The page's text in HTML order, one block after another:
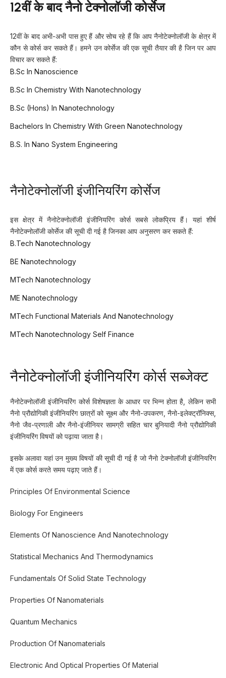
12वीं के बाद नैनो टेक्नोलॉजी कोर्सेज
12वीं के बाद अभी-अभी पास हुए हैं और सोच रहे हैं कि आप नैनोटेक्नोलॉजी के क्षेत्र में
कौन से कोर्स कर सकते हैं। हमने उन कोर्सेज की एक सूची तैयार की है जिन पर आप
विचार कर सकते हैं:
B.Sc In Nanoscience
B.Sc In Chemistry With Nanotechnology
B.Sc (Hons) In Nanotechnology
Bachelors In Chemistry With Green Nanotechnology
B.S. In Nano System Engineering
नैनोटेक्नोलॉजी इंजीनियरिंग कोर्सेज
इस क्षेत्र में नैनोटेक्नोलॉजी इंजीनियरिंग कोर्स सबसे लोकप्रिय हैं। यहां शीर्ष
नैनोटेक्नोलॉजी कोर्सेज की सूची दी गई है जिनका आप अनुसरण कर सकते हैं:
B.Tech Nanotechnology
BE Nanotechnology
MTech Nanotechnology
ME Nanotechnology
MTech Functional Materials And Nanotechnology
MTech Nanotechnology Self Finance
नैनोटेक्नोलॉजी इंजीनियरिंग कोर्स सब्जेक्ट
नैनोटेक्नोलॉजी इंजीनियरिंग कोर्स विशेषज्ञता के आधार पर भिन्न होता है, लेकिन सभी
नैनो प्रौद्योगिकी इंजीनियरिंग छात्रों को सूक्ष्म और नैनो-उपकरण, नैनो-इलेक्ट्रॉनिक्स,
नैनो जैव-प्रणाली और नैनो-इंजीनियर सामग्री सहित चार बुनियादी नैनो प्रौद्योगिकी
इंजीनियरिंग विषयों को पढ़ाया जाता है।
इसके अलावा यहां उन मुख्य विषयों की सूची दी गई है जो नैनो टेक्नोलॉजी इंजीनियरिंग
में एक कोर्स करते समय पढ़ाए जाते हैं।
Principles Of Environmental Science
Biology For Engineers
Elements Of Nanoscience And Nanotechnology
Statistical Mechanics And Thermodynamics
Fundamentals Of Solid State Technology
Properties Of Nanomaterials
Quantum Mechanics
Production Of Nanomaterials
Electronic And Optical Properties Of Material